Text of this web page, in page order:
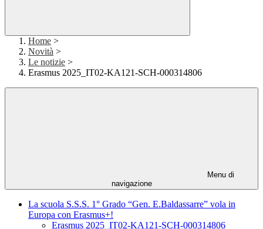
Home >
Novità >
Le notizie >
Erasmus 2025_IT02-KA121-SCH-000314806
Menu di
navigazione
La scuola S.S.S. 1° Grado “Gen. E.Baldassarre” vola in
Europa con Erasmus+!
Erasmus 2025_IT02-KA121-SCH-000314806